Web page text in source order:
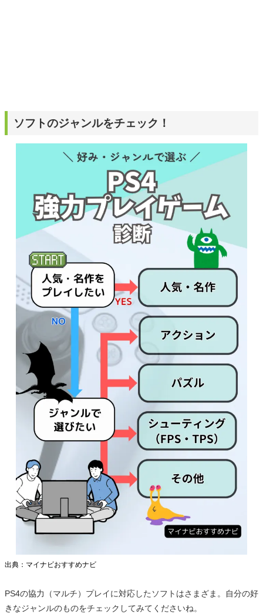
ソフトのジャンルをチェック！
出典：マイナビおすすめナビ
PS4の協力（マルチ）プレイに対応したソフトはさまざま。自分の好
きなジャンルのものをチェックしてみてくださいね。